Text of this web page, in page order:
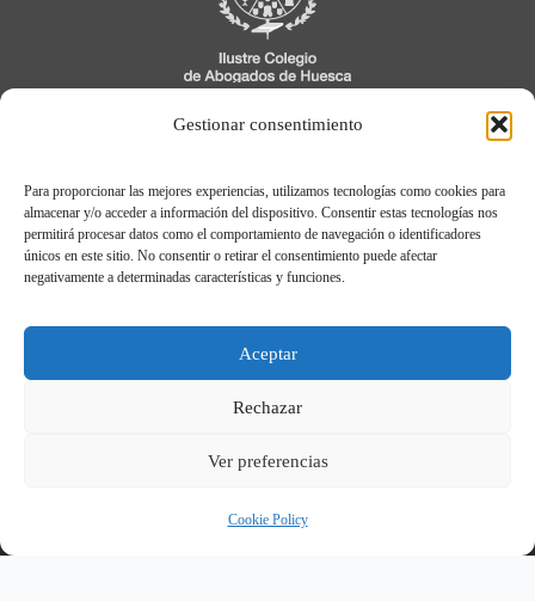
Gestionar consentimiento
Para proporcionar las mejores experiencias, utilizamos tecnologías como cookies para
almacenar y/o acceder a información del dispositivo. Consentir estas tecnologías nos
permitirá procesar datos como el comportamiento de navegación o identificadores
únicos en este sitio. No consentir o retirar el consentimiento puede afectar
negativamente a determinadas características y funciones.
Aceptar
Rechazar
Ver preferencias
Cookie Policy
C/ Cavia, 3, 1º
974 21 04 04
Política de Privacidad
Registro de Actividades de Tratamiento